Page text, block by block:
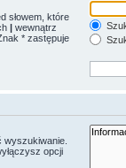
słowem, które
| wewnątrz
* zastępuje
opcji